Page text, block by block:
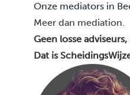
Onze mediators in
Meer dan mediation.
Geen losse
Dat is